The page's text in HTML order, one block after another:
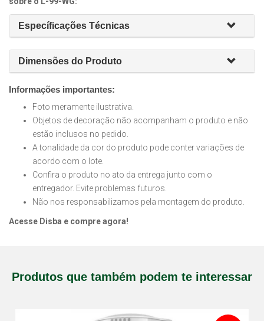
Específicações Técnicas
Dimensões do Produto
Informações importantes:
Foto meramente ilustrativa.
Objetos de decoração não acompanham o produto e não
estão inclusos no pedido.
A tonalidade da cor do produto pode conter variações de
acordo com o lote.
Confira o produto no ato da entrega junto com o
entregador. Evite problemas futuros.
Não nos responsabilizamos pela montagem do produto.
Acesse Disba e compre agora!
Produtos que também podem te interessar